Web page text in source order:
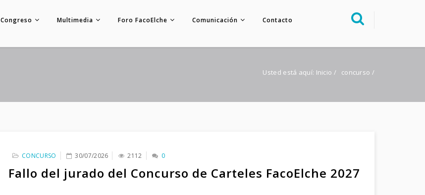
Congreso Multimedia Foro FacoElche Comunicación Contacto
Multimedia
Foro FacoElche
Usted está aquí: Inicio / concurso /
CONCURSO 30/07/2026 2112 0
Fallo del jurado del Concurso de Carteles FacoElche 2027